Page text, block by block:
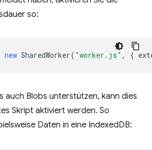
so:
new SharedWorker( "worker.js" , {
auch Blobs unterstützen, kann dies
Skript aktiviert werden. So
Daten in eine IndexedDB: